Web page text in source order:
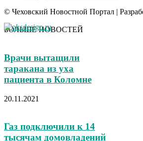
© Чеховский Новостной Портал |
БОЛЬШЕ НОВОСТЕЙ
Врачи вытащили
таракана из уха
пациента в Коломне
20.11.2021
Газ подключили к 14
тысячам домовладений